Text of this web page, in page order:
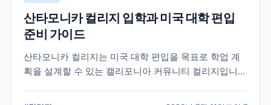
산타모니카 컬리지 입학과 미국 대학 편입
준비 가이드
산타모니카 컬리지는 미국 대학 편입을 목표로 학업 계
획을 설계할 수 있는 캘리포니아 커뮤니티 컬리지입니